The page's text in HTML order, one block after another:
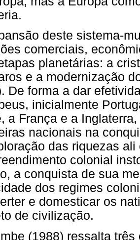
deste sistema-
comerciais,
planetárias: a
e a modernização
De forma a dar
inicialmente
a França e a
nacionais na
das riquezas
colonial
a conquista de sua
dos regimes
e domesticar os
de civilização.
(1988) ressalta